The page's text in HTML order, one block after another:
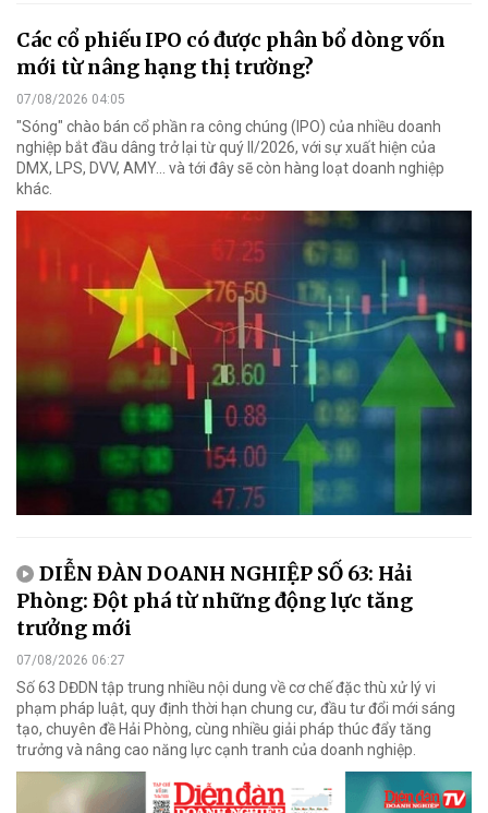
Các cổ phiếu IPO có được phân bổ dòng vốn
mới từ nâng hạng thị trường?
07/08/2026 04:05
"Sóng" chào bán cổ phần ra công chúng (IPO) của nhiều doanh
nghiệp bắt đầu dâng trở lại từ quý II/2026, với sự xuất hiện của
DMX, LPS, DVV, AMY... và tới đây sẽ còn hàng loạt doanh nghiệp
khác.
DIỄN ĐÀN DOANH NGHIỆP SỐ 63: Hải
Phòng: Đột phá từ những động lực tăng
trưởng mới
07/08/2026 06:27
Số 63 DĐDN tập trung nhiều nội dung về cơ chế đặc thù xử lý vi
phạm pháp luật, quy định thời hạn chung cư, đầu tư đổi mới sáng
tạo, chuyên đề Hải Phòng, cùng nhiều giải pháp thúc đẩy tăng
trưởng và nâng cao năng lực cạnh tranh của doanh nghiệp.